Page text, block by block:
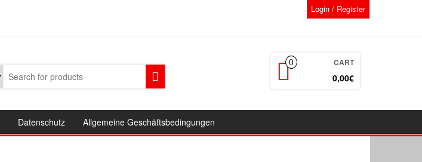
Login / Register
0 CART
0,00€
Datenschutz Allgemeine Geschäftsbedingungen